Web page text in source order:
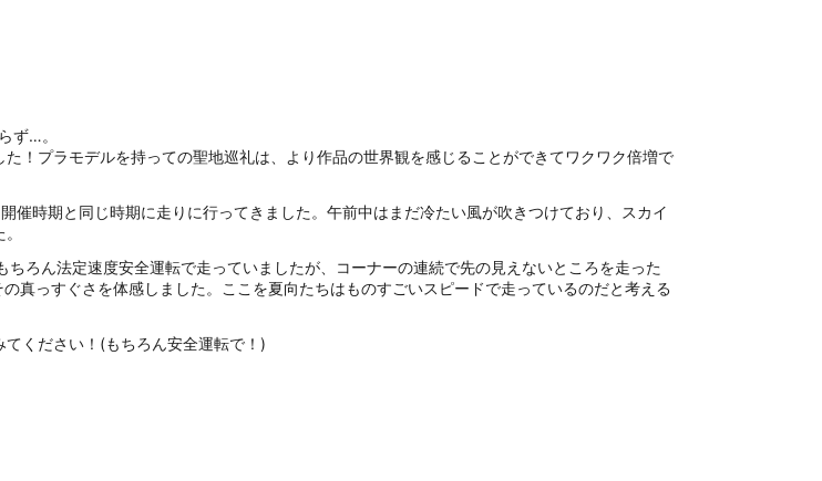
ず…。
！プラモデルを持っての聖地巡礼は、より作品の世界観を感じることができてワクワク倍増で
時期と同じ時期に走りに行ってきました。午前中はまだ冷たい風が吹きつけており、スカイ
ろん法定速度安全運転で走っていましたが、コーナーの連続で先の見えないところを走った
真っすぐさを体感しました。ここを夏向たちはものすごいスピードで走っているのだと考える
ください！(もちろん安全運転で！)